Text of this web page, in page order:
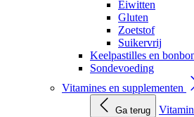
Eiwitten
Gluten
Zoetstof
Suikervrij
Keelpastilles en
Sondevoeding
Vitamines en supplementen
Ga terug